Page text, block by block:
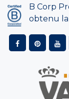
B Corp
obtenu la